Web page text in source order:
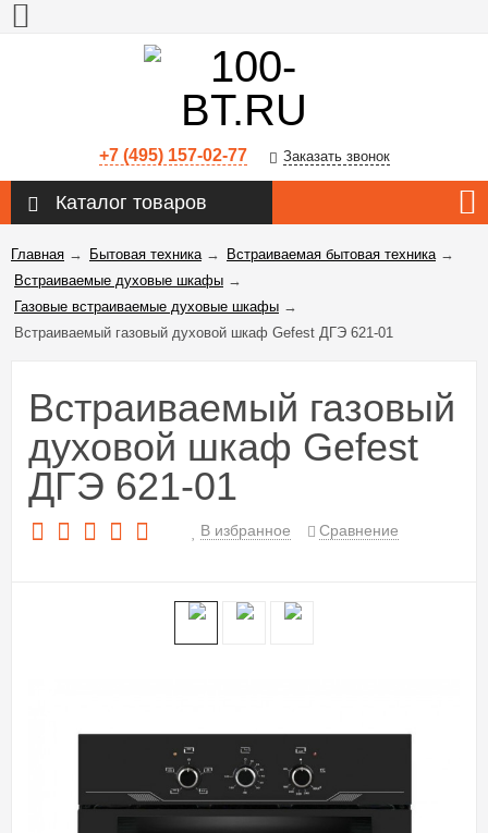
+7 (495) 157-02-77 Заказать звонок
Каталог товаров
Главная → Бытовая техника→ Встраиваемая бытовая техника→
Встраиваемые духовые шкафы →
Газовые встраиваемые духовые шкафы →
Встраиваемый газовый духовой шкаф Gefest ДГЭ 621-01
Встраиваемый газовый
духовой шкаф Gefest
ДГЭ 621-01
В избранное Сравнение